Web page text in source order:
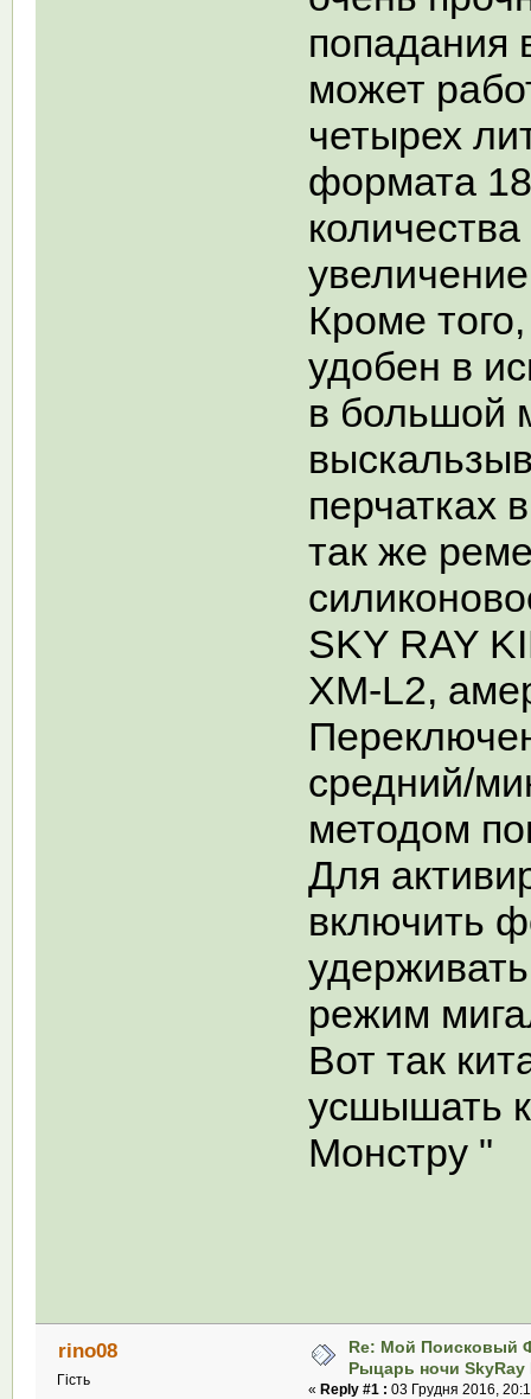
попадания
может
четырех
формата
Кроме
удобен в
в большой
перчатках
так же
SKY RAY
XM-L2,
средний/
методом
Для
включить
режим
Вот так
усшышать
Монстру "
rino08
Гість
Re: Мой Поисковый
Рыцарь ночи SkyRay
« Reply #1 : 03 Грудня 2016,